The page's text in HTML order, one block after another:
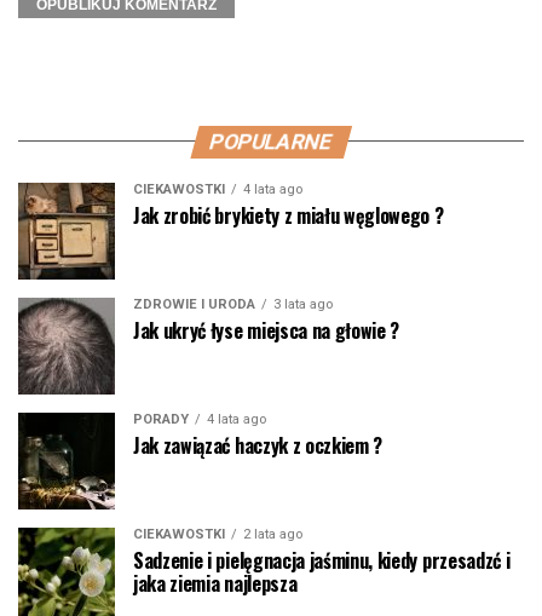
POPULARNE
CIEKAWOSTKI 4 lata ago
Jak zrobić brykiety z miału węglowego ?
ZDROWIE I URODA 3 lata ago
Jak ukryć łyse miejsca na głowie ?
PORADY 4 lata ago
Jak zawiązać haczyk z oczkiem ?
CIEKAWOSTKI 2 lata ago
Sadzenie i pielęgnacja jaśminu, kiedy przesadzć i
jaka ziemia najlepsza